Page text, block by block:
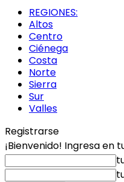
REGIONES:
Altos
Centro
Ciénega
Costa
Norte
Sierra
Sur
Valles
Registrarse
¡Bienvenido! Ingresa en